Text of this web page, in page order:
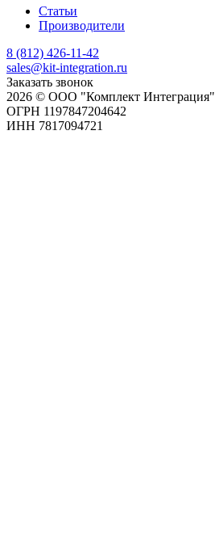
Статьи
Производители
8 (812) 426-11-42
sales@kit-integration.ru
Заказать звонок
2026 © ООО "Комплект Интеграция"
ОГРН 1197847204642
ИНН 7817094721